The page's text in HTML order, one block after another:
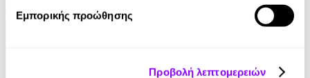
Εμπορικής προώθησης
Προβολή λεπτομερειών
16.90€